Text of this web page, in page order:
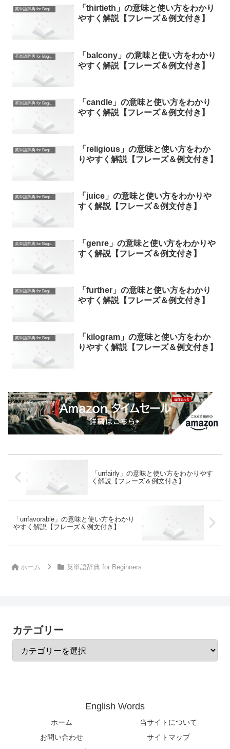
英単語辞典 for Beginners
「thirtieth」の意味と使い方をわかり
やすく解説【フレーズ＆例文付き】
英単語辞典 for Beginners
「balcony」の意味と使い方をわかり
やすく解説【フレーズ＆例文付き】
英単語辞典 for Beginners
「candle」の意味と使い方をわかり
やすく解説【フレーズ＆例文付き】
英単語辞典 for Beginners
「religious」の意味と使い方をわか
りやすく解説【フレーズ＆例文付き】
英単語辞典 for Beginners
「juice」の意味と使い方をわかりや
すく解説【フレーズ＆例文付き】
英単語辞典 for Beginners
「genre」の意味と使い方をわかりや
すく解説【フレーズ＆例文付き】
英単語辞典 for Beginners
「further」の意味と使い方をわかり
やすく解説【フレーズ＆例文付き】
英単語辞典 for Beginners
「kilogram」の意味と使い方をわか
りやすく解説【フレーズ＆例文付き】
「unfairly」の意味と使い方をわかりやす
く解説【フレーズ＆例文付き】
「unfavorable」の意味と使い方をわかり
やすく解説【フレーズ＆例文付き】
ホーム 英単語辞典 for Beginners
カテゴリー
English Words
ホーム
当サイトについて
お問い合わせ
サイトマップ